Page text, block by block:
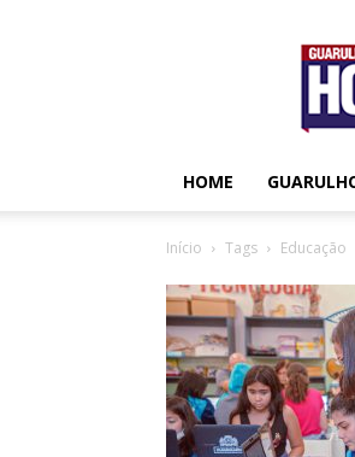
HOME
Início Tags Educação